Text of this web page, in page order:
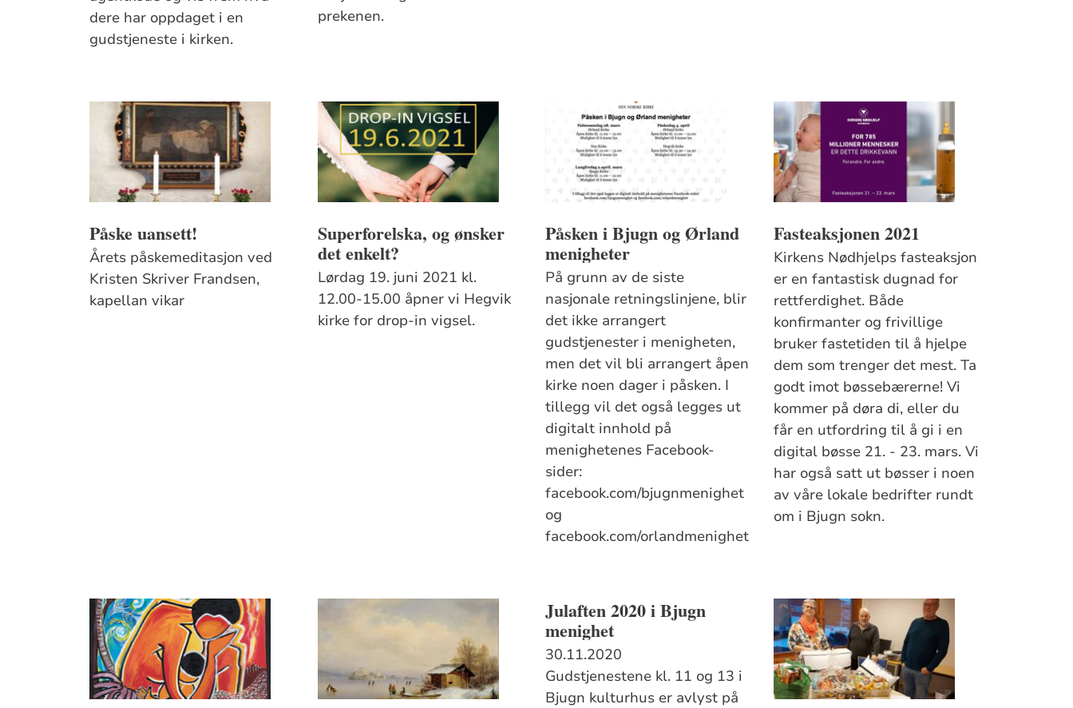
dere har oppdaget i en
gudstjeneste i kirken.
prekenen.
Påske uansett!
Årets påskemeditasjon ved
Kristen Skriver Frandsen,
kapellan vikar
Superforelska, og ønsker
det enkelt?
Lørdag 19. juni 2021 kl.
12.00-15.00 åpner vi Hegvik
kirke for drop-in vigsel.
Påsken i Bjugn og Ørland
menigheter
På grunn av de siste
nasjonale retningslinjene, blir
det ikke arrangert
gudstjenester i menigheten,
men det vil bli arrangert åpen
kirke noen dager i påsken. I
tillegg vil det også legges ut
digitalt innhold på
menighetenes Facebook-
sider:
facebook.com/bjugnmenighet
og
facebook.com/orlandmenighet
Fasteaksjonen 2021
Kirkens Nødhjelps fasteaksjon
er en fantastisk dugnad for
rettferdighet. Både
konfirmanter og frivillige
bruker fastetiden til å hjelpe
dem som trenger det mest. Ta
godt imot bøssebærerne! Vi
kommer på døra di, eller du
får en utfordring til å gi i en
digital bøsse 21. - 23. mars. Vi
har også satt ut bøsser i noen
av våre lokale bedrifter rundt
om i Bjugn sokn.
Julaften 2020 i Bjugn
menighet
30.11.2020
Gudstjenestene kl. 11 og 13 i
Bjugn kulturhus er avlyst på